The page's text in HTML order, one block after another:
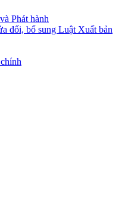
Phát hành
đổi, bổ sung Luật Xuất bản